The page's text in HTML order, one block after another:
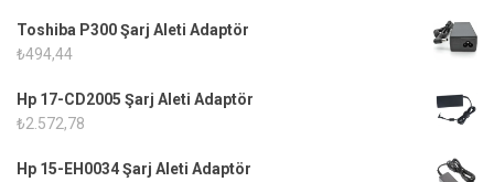
₺966,79.fiyat:
Toshiba P300 Şarj Aleti Adaptör
₺494,44
Hp 17-CD2005 Şarj Aleti Adaptör
₺2.572,78
Hp 15-EH0034 Şarj Aleti Adaptör